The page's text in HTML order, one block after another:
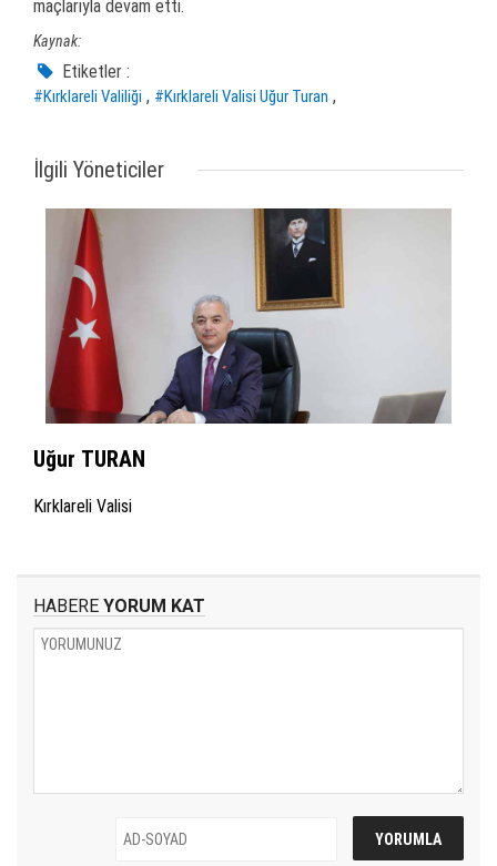
maçlarıyla devam etti.
Kaynak:
Etiketler :
#Kırklareli Valiliği , #Kırklareli Valisi Uğur Turan ,
İlgili Yöneticiler
Uğur TURAN
Kırklareli Valisi
HABERE YORUM KAT